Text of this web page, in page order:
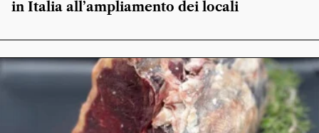
in Italia all’ampliamento dei locali